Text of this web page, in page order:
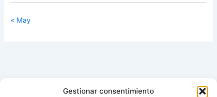
Gestionar consentimiento
« May